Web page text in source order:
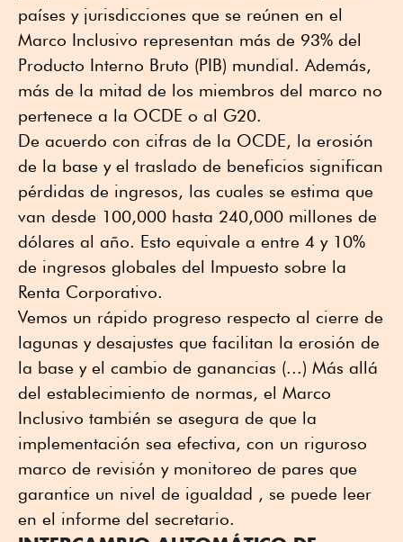
países y jurisdicciones que se reúnen en el
Marco Inclusivo representan más de 93% del
Producto Interno Bruto (PIB) mundial. Además,
más de la mitad de los miembros del marco no
pertenece a la OCDE o al G20.
De acuerdo con cifras de la OCDE, la erosión
de la base y el traslado de beneficios significan
pérdidas de ingresos, las cuales se estima que
van desde 100,000 hasta 240,000 millones de
dólares al año. Esto equivale a entre 4 y 10%
de ingresos globales del Impuesto sobre la
Renta Corporativo.
Vemos un rápido progreso respecto al cierre de
lagunas y desajustes que facilitan la erosión de
la base y el cambio de ganancias (...) Más allá
del establecimiento de normas, el Marco
Inclusivo también se asegura de que la
implementación sea efectiva, con un riguroso
marco de revisión y monitoreo de pares que
garantice un nivel de igualdad , se puede leer
en el informe del secretario.